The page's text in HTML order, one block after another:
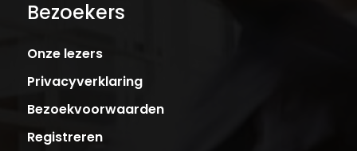
Bezoekers
Onze lezers
Privacyverklaring
Bezoekvoorwaarden
Registreren